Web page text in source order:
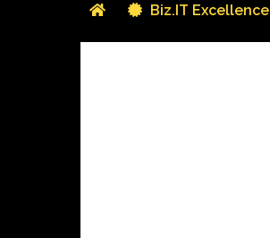
Biz.IT Excellence